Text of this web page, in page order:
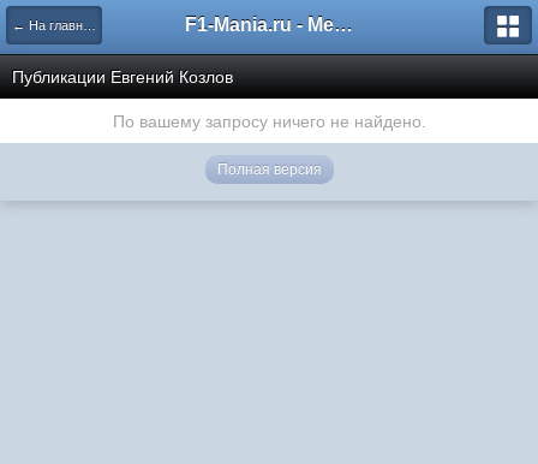
← На главную F1-Mania.ru - Международный чемпионат по симрейсингу
Публикации Евгений Козлов
По вашему запросу ничего не найдено.
Полная версия